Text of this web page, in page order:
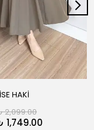
HAKİ
2,099.00
1,749.00